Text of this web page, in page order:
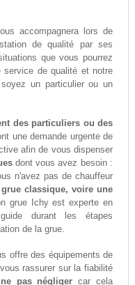
accompagnera lors de
de qualité par ses
que vous pourrez
service de qualité et notre
un particulier ou un
des particuliers ou des
une demande urgente de
afin de vous dispenser
dont vous avez besoin :
n'avez pas de chauffeur
grue classique, voire une
grue Ichy est experte en
durant les étapes
de la grue.
offre des équipements de
rassurer sur la fiabilité
pas négliger car cela